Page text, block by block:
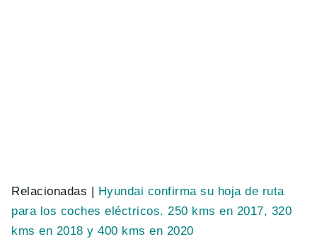
Relacionadas | Hyundai confirma su hoja de ruta
para los coches eléctricos. 250 kms en 2017, 320
kms en 2018 y 400 kms en 2020